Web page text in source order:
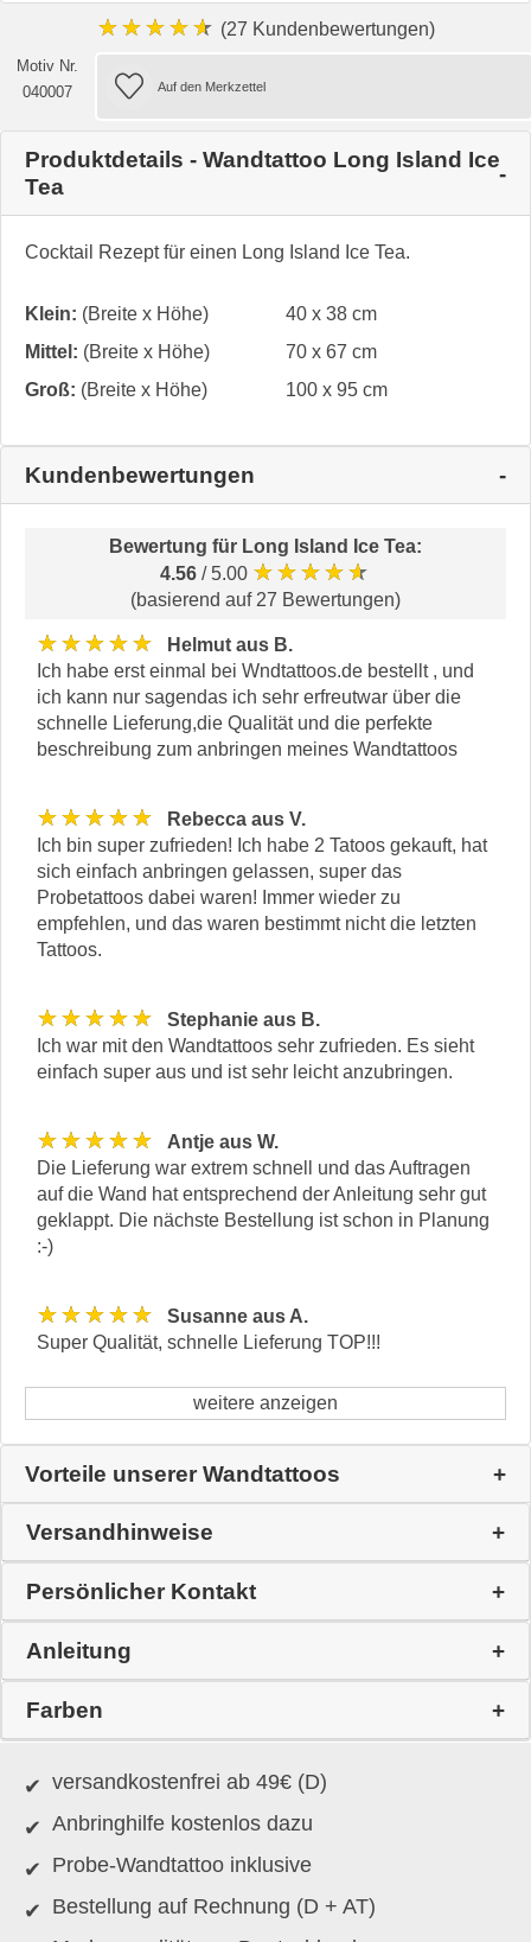
★★★★★ (27 Kundenbewertungen)
Motiv Nr.
040007
Produktdetails - Wandtattoo Long Island Ice
Tea
Cocktail Rezept für einen Long Island Ice Tea.
Klein: (Breite x Höhe)
40 x 38 cm
Mittel: (Breite x Höhe)
70 x 67 cm
Groß: (Breite x Höhe) 100 x 95 cm
Kundenbewertungen
Bewertung für Long Island Ice Tea:
4.56 / 5.00 ★★★★★
(basierend auf 27 Bewertungen)
★★★★★
Helmut aus B.
Ich habe erst einmal bei Wndtattoos.de bestellt , und
ich kann nur sagendas ich sehr erfreutwar über die
schnelle Lieferung,die Qualität und die perfekte
beschreibung zum anbringen meines Wandtattoos
★★★★★
Rebecca aus V.
Ich bin super zufrieden! Ich habe 2 Tatoos gekauft, hat
sich einfach anbringen gelassen, super das
Probetattoos dabei waren! Immer wieder zu
empfehlen, und das waren bestimmt nicht die letzten
Tattoos.
★★★★★
Stephanie aus B.
Ich war mit den Wandtattoos sehr zufrieden. Es sieht
einfach super aus und ist sehr leicht anzubringen.
★★★★★
Antje aus W.
Die Lieferung war extrem schnell und das Auftragen
auf die Wand hat entsprechend der Anleitung sehr gut
geklappt. Die nächste Bestellung ist schon in Planung
:-)
★★★★★
Susanne aus A.
Super Qualität, schnelle Lieferung TOP!!!
weitere anzeigen
Vorteile unserer Wandtattoos
Versandhinweise
Persönlicher Kontakt
Anleitung
Farben
versandkostenfrei ab 49€ (D)
Anbringhilfe kostenlos dazu
Probe-Wandtattoo inklusive
Bestellung auf Rechnung (D + AT)